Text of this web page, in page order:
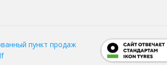
пункт продаж